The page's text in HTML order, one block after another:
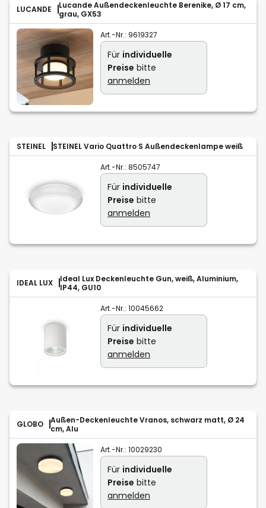
LUCANDE
Lucande Außendeckenleuchte Berenike, Ø 17 cm,
grau, GX53
Art.-Nr.: 9619327
Für individuelle
Preise bitte
anmelden
STEINEL STEINEL Vario Quattro S Außendeckenlampe weiß
Art.-Nr.: 8505747
Für individuelle
Preise bitte
anmelden
IDEAL LUX
Ideal Lux Deckenleuchte Gun, weiß, Aluminium,
IP44, GU10
Art.-Nr.: 10045662
Für individuelle
Preise bitte
anmelden
GLOBO
Außen-Deckenleuchte Vranos, schwarz matt, Ø 24
cm, Alu
Art.-Nr.: 10029230
Für individuelle
Preise bitte
anmelden